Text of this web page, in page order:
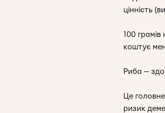
цінність
100 грамів
коштує
Риба —
Це
ризик